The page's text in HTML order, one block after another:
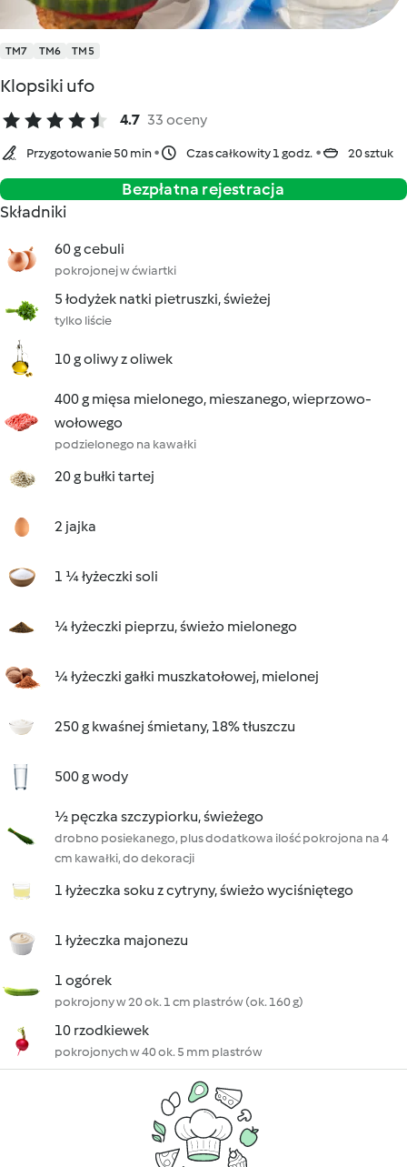
TM7 TM6 TM5
Klopsiki ufo
4.7 33 oceny
Przygotowanie 50 min Czas całkowity 1 godz. 20 sztuk
Bezpłatna rejestracja
Składniki
60 g cebuli
pokrojonej w ćwiartki
5 łodyżek natki pietruszki, świeżej
tylko liście
10 g oliwy z oliwek
400 g mięsa mielonego, mieszanego, wieprzowo-
wołowego
podzielonego na kawałki
20 g bułki tartej
2 jajka
1 ¼ łyżeczki soli
¼ łyżeczki pieprzu, świeżo mielonego
¼ łyżeczki gałki muszkatołowej, mielonej
250 g kwaśnej śmietany, 18% tłuszczu
500 g wody
½ pęczka szczypiorku, świeżego
drobno posiekanego, plus dodatkowa ilość pokrojona na 4
cm kawałki, do dekoracji
1 łyżeczka soku z cytryny, świeżo wyciśniętego
1 łyżeczka majonezu
1 ogórek
pokrojony w 20 ok. 1 cm plastrów (ok. 160 g)
10 rzodkiewek
pokrojonych w 40 ok. 5 mm plastrów